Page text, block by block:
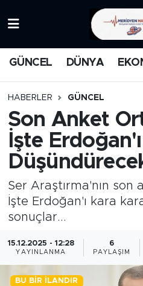
GÜNCEL DÜNYA
HABERLER GÜNCEL
Son Anket
İşte
Ser Araştırma'nın son
İşte Erdoğan'ı kara
sonuçlar...
15.12.2025 - 12:28
YAYINLANMA
6
PAYLAŞIM
BU BIR İLANDIR
MEDYA
FİNANS
DÜNYA
Trafik Durumu
Süper Lig Puan
Tüm Manşetler